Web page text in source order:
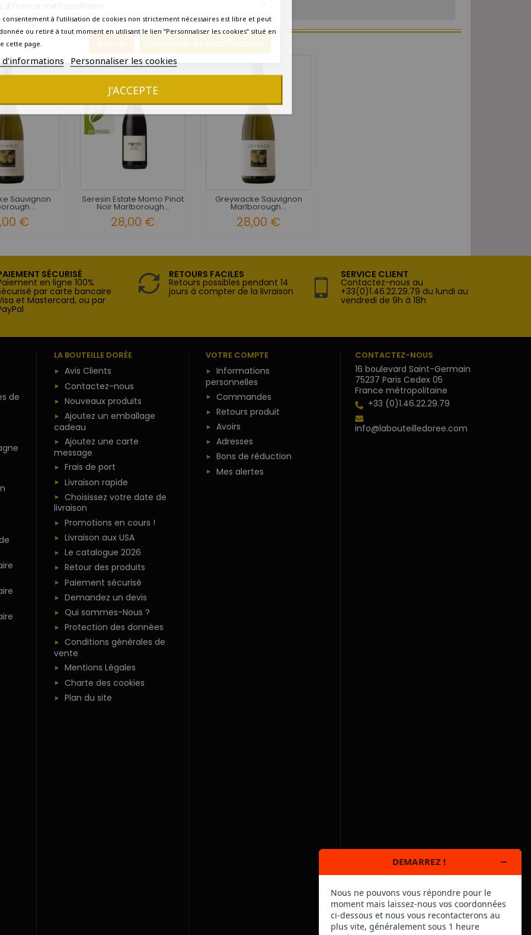
Annuler Enregistrer les modifications
3 AUTRES PRODUITS DANS LA MÊME CATÉGORIE :
Sauvignon
€
Seresin Estate Momo Pinot
Noir Marlborough...
28,00 €
Greywacke Sauvignon
Marlborough...
28,00 €
SÉCURISÉ
en ligne 100%
par carte bancaire
et Mastercard, ou par
RETOURS FACILES
Retours possibles pendant 14
jours à compter de la livraison
SERVICE CLIENT
Contactez-nous au
+33(0)1.46.22.29.79 du lundi au
vendredi de 9h à 18h
de
LA BOUTEILLE DORÉE
Avis Clients
Contactez-nous
Nouveaux produits
Ajoutez un emballage
cadeau
Ajoutez une carte
message
Frais de port
Livraison rapide
Choisissez votre date de
livraison
Promotions en cours !
Livraison aux USA
Le catalogue 2026
Retour des produits
Paiement sécurisé
Demandez un devis
Qui sommes-Nous ?
Protection des données
Conditions générales de
vente
Mentions Légales
Charte des cookies
Plan du site
VOTRE COMPTE
Informations
personnelles
Commandes
Retours produit
Avoirs
Adresses
Bons de réduction
Mes alertes
CONTACTEZ-NOUS
16 boulevard Saint-Germain
75237 Paris Cedex 05
France métropolitaine
+33 (0)1.46.22.29.79
info@labouteilledoree.com
consentement à l’utilisation de cookies non strictement nécessaires est libre et peut
ou retiré à tout moment en utilisant le lien “Personnaliser les cookies” situé en
cette page.
d'informations Personnaliser les cookies
J'ACCEPTE